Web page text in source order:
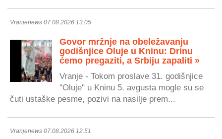
Vranjenews 07.08.2026 13:05
Govor mržnje na obeležavanju
godišnjice Oluje u Kninu: Drinu
ćemo pregaziti, a Srbiju zapaliti »
Vranje - Tokom proslave 31. godišnjice
"Oluje" u Kninu 5. avgusta mogle su se
čuti ustaške pesme, pozivi na nasilje prem...
Vranjenews 07.08.2026 12:51